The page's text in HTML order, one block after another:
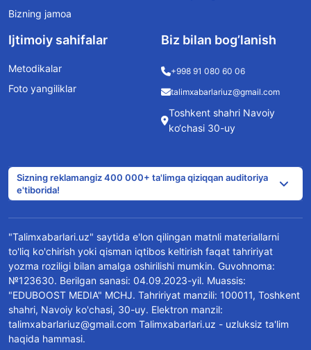
Bizning jamoa
Ijtimoiy sahifalar
Metodikalar
Foto yangiliklar
Biz bilan bog’lanish
+998 91 080 60 06
talimxabarlariuz@gmail.com
Toshkent shahri Navoiy
ko‘chasi 30-uy
Sizning reklamangiz 400 000+ ta'limga qiziqqan auditoriya
e'tiborida!
"Talimxabarlari.uz" saytida e'lon qilingan matnli materiallarni
to'liq ko'chirish yoki qisman iqtibos keltirish faqat tahririyat
yozma roziligi bilan amalga oshirilishi mumkin. Guvohnoma:
№123630. Berilgan sanasi: 04.09.2023-yil. Muassis:
"EDUBOOST MEDIA" MCHJ. Tahririyat manzili: 100011, Toshkent
shahri, Navoiy ko'chasi, 30-uy. Elektron manzil:
talimxabarlariuz@gmail.com Talimxabarlari.uz - uzluksiz ta'lim
haqida hammasi.